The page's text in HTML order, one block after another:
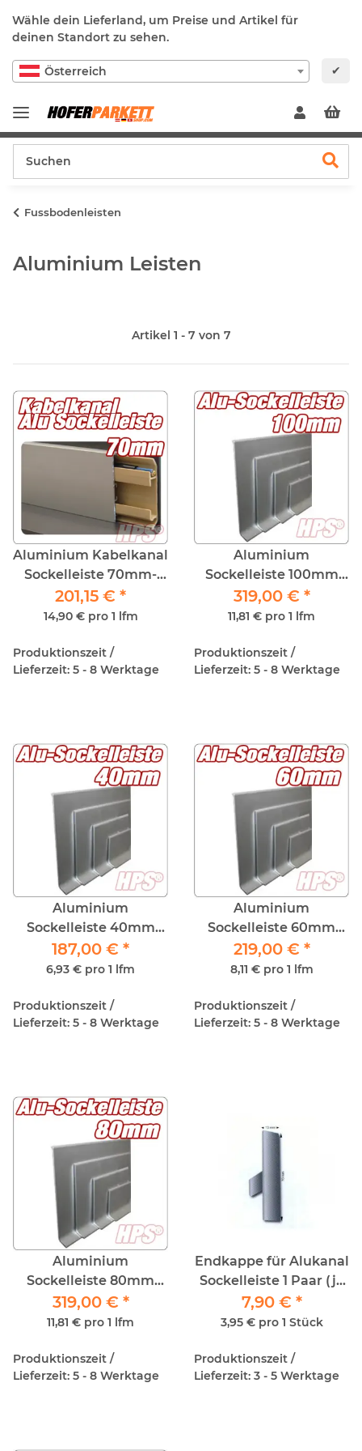
Wähle dein Lieferland, um Preise und Artikel für
deinen Standort zu sehen.
Österreich ✔
Fussbodenleisten
Aluminium Leisten
Artikel 1 - 7 von 7
Aluminium Kabelkanal
Sockelleiste 70mm-
Bund 13,5fm - Silber
Eloxiert
201,15 € *
14,90 € pro 1 lfm
Produktionszeit /
Lieferzeit: 5 - 8 Werktage
Aluminium
Sockelleiste 100mm
Bund 27lfm - Silber
Eloxiert
319,00 € *
11,81 € pro 1 lfm
Produktionszeit /
Lieferzeit: 5 - 8 Werktage
Aluminium
Sockelleiste 40mm
Bund 27lfm - Silber
Eloxiert
187,00 € *
6,93 € pro 1 lfm
Produktionszeit /
Lieferzeit: 5 - 8 Werktage
Aluminium
Sockelleiste 60mm
Bund 27lfm - Silber
Eloxiert
219,00 € *
8,11 € pro 1 lfm
Produktionszeit /
Lieferzeit: 5 - 8 Werktage
Aluminium
Sockelleiste 80mm
Bund 27lfm - Silber
Eloxiert
319,00 € *
11,81 € pro 1 lfm
Produktionszeit /
Lieferzeit: 5 - 8 Werktage
Endkappe für Alukanal
Sockelleiste 1 Paar (je
1Stück rechts und
links)
7,90 € *
3,95 € pro 1 Stück
Produktionszeit /
Lieferzeit: 3 - 5 Werktage